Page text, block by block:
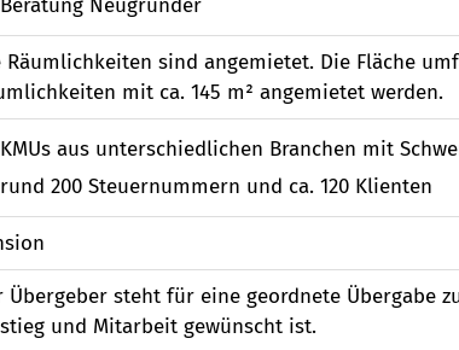
Beratung Neugründer
Räumlichkeiten sind angemietet. Die Fläche
mit ca. 145 m² angemietet werden.
KMUs aus unterschiedlichen Branchen mit
rund 200 Steuernummern und ca. 120 Klienten
Übergeber steht für eine geordnete Übergabe
und Mitarbeit gewünscht ist.